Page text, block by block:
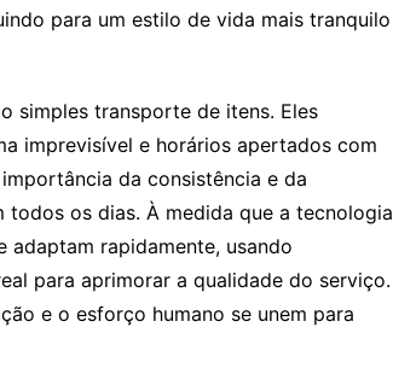
para um estilo de vida mais tranquilo
simples transporte de itens. Eles
imprevisível e horários apertados com
da consistência e da
os dias. À medida que a tecnologia
adaptam rapidamente, usando
para aprimorar a qualidade do serviço.
e o esforço humano se unem para